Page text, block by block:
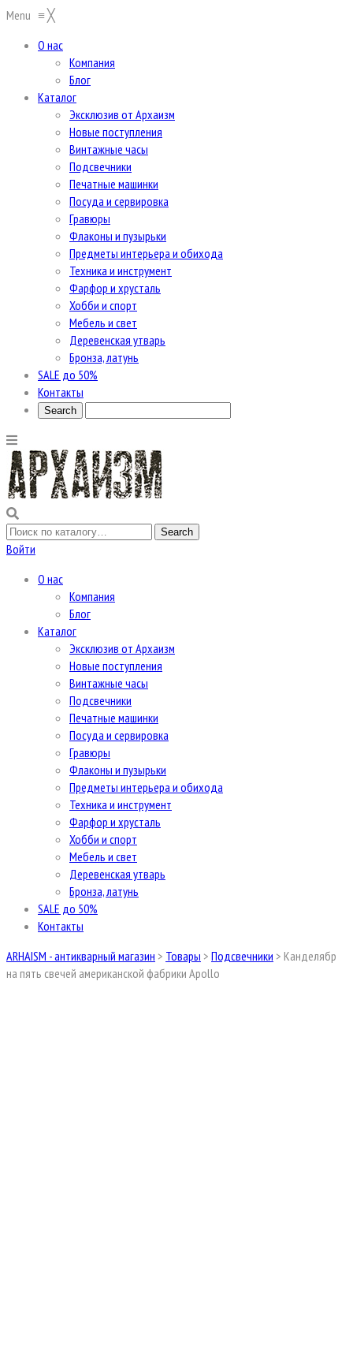
Menu ≡╳
О нас
Компания
Блог
Каталог
Эксклюзив от Архаизм
Новые поступления
Винтажные часы
Подсвечники
Печатные машинки
Посуда и сервировка
Гравюры
Флаконы и пузырьки
Предметы интерьера и обихода
Техника и инструмент
Фарфор и хрусталь
Хобби и спорт
Мебель и свет
Деревенская утварь
Бронза, латунь
SALE до 50%
Контакты
Войти
О нас
Компания
Блог
Каталог
Эксклюзив от Архаизм
Новые поступления
Винтажные часы
Подсвечники
Печатные машинки
Посуда и сервировка
Гравюры
Флаконы и пузырьки
Предметы интерьера и обихода
Техника и инструмент
Фарфор и хрусталь
Хобби и спорт
Мебель и свет
Деревенская утварь
Бронза, латунь
SALE до 50%
Контакты
ARHAISM - антикварный магазин > Товары > Подсвечники > Канделябр
на пять свечей американской фабрики Apollo